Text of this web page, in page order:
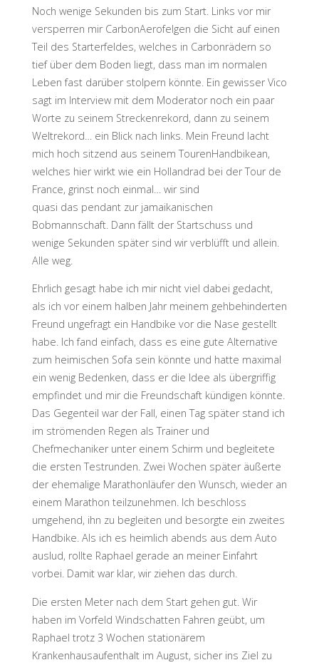
Noch wenige Sekunden bis zum Start. Links vor mir
versperren mir CarbonAerofelgen die Sicht auf einen
Teil des Starterfeldes, welches in Carbonrädern so
tief über dem Boden liegt, dass man im normalen
Leben fast darüber stolpern könnte. Ein gewisser Vico
sagt im Interview mit dem Moderator noch ein paar
Worte zu seinem Streckenrekord, dann zu seinem
Weltrekord… ein Blick nach links. Mein Freund lacht
mich hoch sitzend aus seinem TourenHandbikean,
welches hier wirkt wie ein Hollandrad bei der Tour de
France, grinst noch einmal… wir sind
quasi das pendant zur jamaikanischen
Bobmannschaft. Dann fällt der Startschuss und
wenige Sekunden später sind wir verblüfft und allein.
Alle weg.
Ehrlich gesagt habe ich mir nicht viel dabei gedacht,
als ich vor einem halben Jahr meinem gehbehinderten
Freund ungefragt ein Handbike vor die Nase gestellt
habe. Ich fand einfach, dass es eine gute Alternative
zum heimischen Sofa sein könnte und hatte maximal
ein wenig Bedenken, dass er die Idee als übergriffig
empfindet und mir die Freundschaft kündigen könnte.
Das Gegenteil war der Fall, einen Tag später stand ich
im strömenden Regen als Trainer und
Chefmechaniker unter einem Schirm und begleitete
die ersten Testrunden. Zwei Wochen später äußerte
der ehemalige Marathonläufer den Wunsch, wieder an
einem Marathon teilzunehmen. Ich beschloss
umgehend, ihn zu begleiten und besorgte ein zweites
Handbike. Als ich es heimlich abends aus dem Auto
auslud, rollte Raphael gerade an meiner Einfahrt
vorbei. Damit war klar, wir ziehen das durch.
Die ersten Meter nach dem Start gehen gut. Wir
haben im Vorfeld Windschatten Fahren geübt, um
Raphael trotz 3 Wochen stationärem
Krankenhausaufenthalt im August, sicher ins Ziel zu